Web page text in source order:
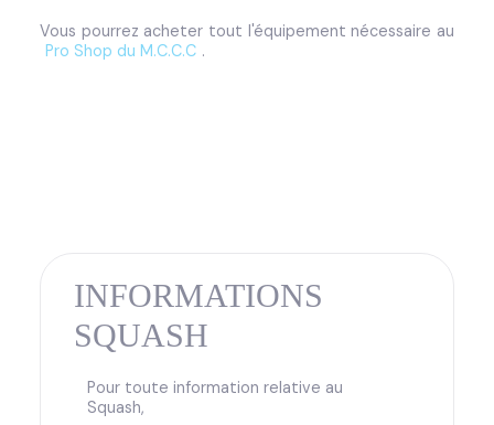
Vous pourrez acheter tout l'équipement nécessaire au
Pro Shop du M.C.C.C .
INFORMATIONS
SQUASH
Pour toute information relative au
Squash,